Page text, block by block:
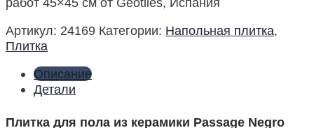
Артикул: 24169 Категории: Напольная плитка,
Плитка
Описание
Детали
Плитка для пола из керамики Passage Negro